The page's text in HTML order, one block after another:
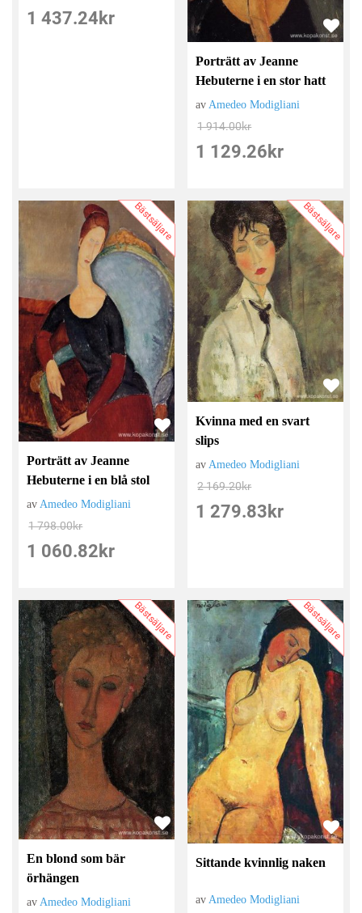
1 437.24 kr
Porträtt av Jeanne
Hebuterne i en stor hatt
av Amedeo Modigliani
1 914.00kr
1 129.26 kr
Bästsäljare
Porträtt av Jeanne
Hebuterne i en blå stol
av Amedeo Modigliani
1 798.00kr
1 060.82 kr
Bästsäljare
Kvinna med en svart
slips
avAmedeo Modigliani
2 169.20kr
1 279.83 kr
Bästsäljare
En blond som bär
örhängen
avAmedeo Modigliani
Bästsäljare
Sittande kvinnlig naken
av Amedeo Modigliani